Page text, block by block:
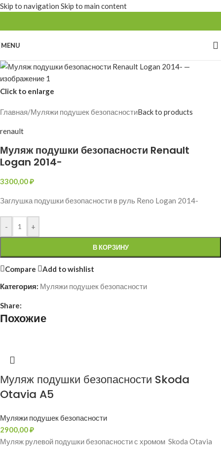
Skip to navigation Skip to main content
MENU
Click to enlarge
Главная/Муляжи подушек безопасностиBack to products
renault
Муляж подушки безопасности Renault
Logan 2014-
3300,00₽
Заглушка подушки безопасности в руль Reno Logan 2014-
- +
В КОРЗИНУ
Compare
Add to wishlist
Категория: Муляжи подушек безопасности
Share:
Похожие
Муляж подушки безопасности Skoda
Otavia A5
Муляжи подушек безопасности
2900,00₽
Муляж рулевой подушки безопасности с хромом Skoda Otavia